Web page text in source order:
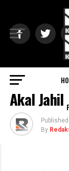
ARTIKEL
Akal Jahil
Published
By